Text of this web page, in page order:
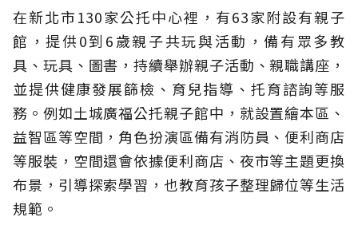
在新北市130家公托中心裡，有63家附設有親子
館，提供0到6歲親子共玩與活動，備有眾多教
具、玩具、圖書，持續舉辦親子活動、親職講座，
並提供健康發展篩檢、育兒指導、托育諮詢等服
務。例如土城廣福公托親子館中，就設置繪本區、
益智區等空間，角色扮演區備有消防員、便利商店
等服裝，空間還會依據便利商店、夜市等主題更換
布景，引導探索學習，也教育孩子整理歸位等生活
規範。